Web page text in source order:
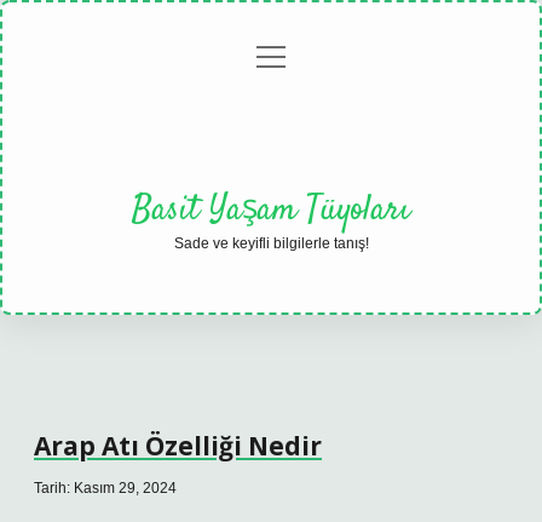
Gizlilikmenüyü
Basit Yaşam Tüyoları
Sade ve keyifli bilgilerle tanış!
Arap Atı Özelliği Nedir
Tarih: Kasım 29, 2024